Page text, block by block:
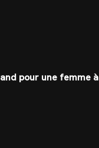
pour une femme